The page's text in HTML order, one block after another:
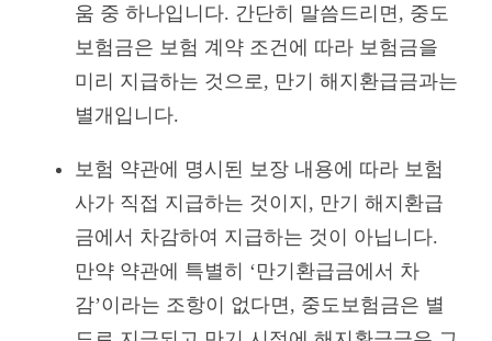
움 중 하나입니다. 간단히 말씀드리면, 중도
보험금은 보험 계약 조건에 따라 보험금을
미리 지급하는 것으로, 만기 해지환급금과는
별개입니다.
보험 약관에 명시된 보장 내용에 따라 보험
사가 직접 지급하는 것이지, 만기 해지환급
금에서 차감하여 지급하는 것이 아닙니다.
만약 약관에 특별히 ‘만기환급금에서 차
감’이라는 조항이 없다면, 중도보험금은 별